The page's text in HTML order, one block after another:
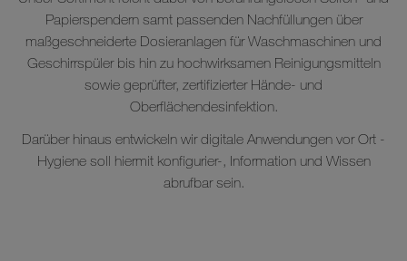
Papierspendern samt passenden Nachfüllungen über
maßgeschneiderte Dosieranlagen für Waschmaschinen und
Geschirrspüler bis hin zu hochwirksamen Reinigungsmitteln
sowie geprüfter, zertifizierter Hände- und
Oberflächendesinfektion.
Darüber hinaus entwickeln wir digitale Anwendungen vor Ort -
Hygiene soll hiermit konfigurier-, Information und Wissen
abrufbar sein.